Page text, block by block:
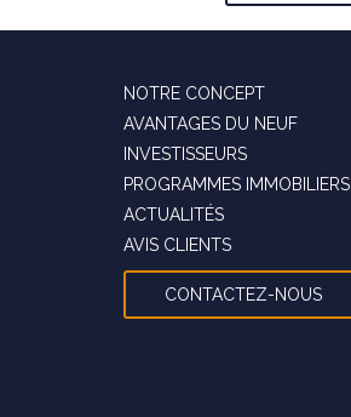
NOTRE CONCEPT
AVANTAGES DU NEUF
INVESTISSEURS
PROGRAMMES IMMOBILIERS
ACTUALITÉS
AVIS CLIENTS
CONTACTEZ-NOUS